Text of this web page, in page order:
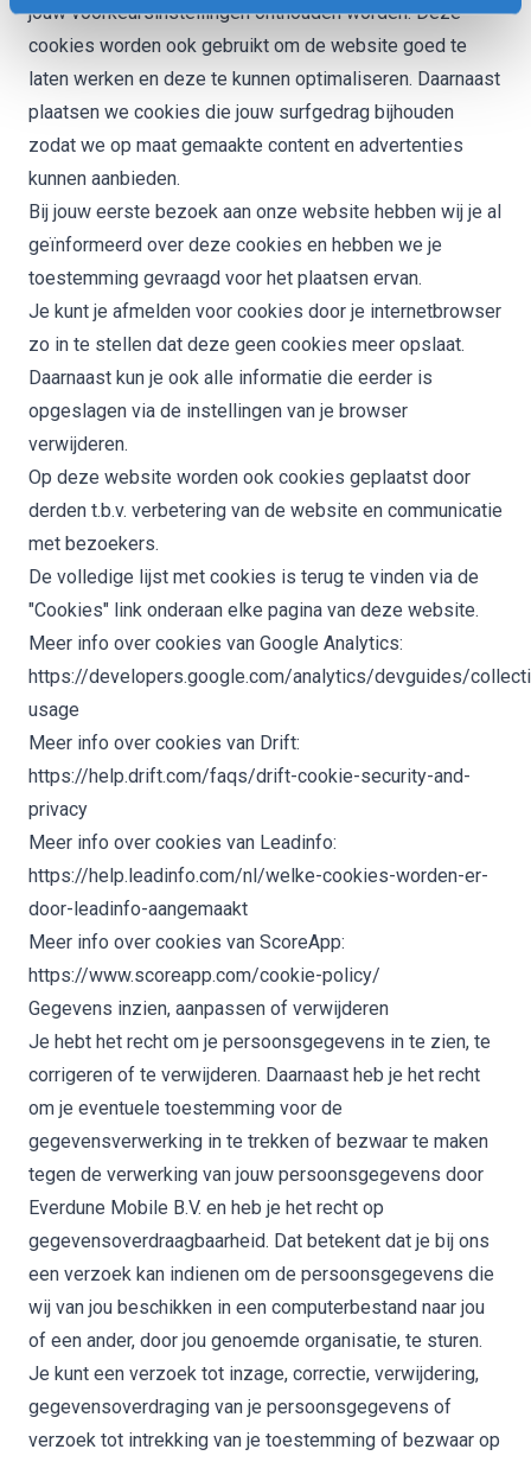
jouw voorkeursinstellingen onthouden worden. Deze
cookies worden ook gebruikt om de website goed te
laten werken en deze te kunnen optimaliseren. Daarnaast
plaatsen we cookies die jouw surfgedrag bijhouden
zodat we op maat gemaakte content en advertenties
kunnen aanbieden.
Bij jouw eerste bezoek aan onze website hebben wij je al
geïnformeerd over deze cookies en hebben we je
toestemming gevraagd voor het plaatsen ervan.
Je kunt je afmelden voor cookies door je internetbrowser
zo in te stellen dat deze geen cookies meer opslaat.
Daarnaast kun je ook alle informatie die eerder is
opgeslagen via de instellingen van je browser
verwijderen.
Op deze website worden ook cookies geplaatst door
derden t.b.v. verbetering van de website en communicatie
met bezoekers.
De volledige lijst met cookies is terug te vinden via de
"Cookies" link onderaan elke pagina van deze website.
Meer info over cookies van Google Analytics:
https://developers.google.com/analytics/devguides/
usage
Meer info over cookies van Drift:
https://help.drift.com/faqs/drift-cookie-security-and-
privacy
Meer info over cookies van Leadinfo:
https://help.leadinfo.com/nl/welke-cookies-worden-er-
door-leadinfo-aangemaakt
Meer info over cookies van ScoreApp:
https://www.scoreapp.com/cookie-policy/
Gegevens inzien, aanpassen of verwijderen
Je hebt het recht om je persoonsgegevens in te zien, te
corrigeren of te verwijderen. Daarnaast heb je het recht
om je eventuele toestemming voor de
gegevensverwerking in te trekken of bezwaar te maken
tegen de verwerking van jouw persoonsgegevens door
Everdune Mobile B.V. en heb je het recht op
gegevensoverdraagbaarheid. Dat betekent dat je bij ons
een verzoek kan indienen om de persoonsgegevens die
wij van jou beschikken in een computerbestand naar jou
of een ander, door jou genoemde organisatie, te sturen.
Je kunt een verzoek tot inzage, correctie, verwijdering,
gegevensoverdraging van je persoonsgegevens of
verzoek tot intrekking van je toestemming of bezwaar op